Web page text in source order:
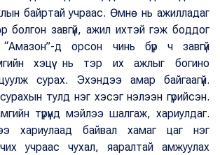
байртай учраас. Өмнө нь ажилладаг
болгон завгүй, ажил ихтэй гэж боддог
д орсон чинь бүр ч завгүй
хэцүү нь тэр их ажлыг богино
сурах. Эхэндээ амар байгаагүй.
тулд нэг хэсэг нэлээн гүрийсэн.
түрүүнд мэйлээ шалгаж, хариулдаг.
хариулаад байвал хамаг цаг нэг
учраас чухал, яаралтай амжуулах